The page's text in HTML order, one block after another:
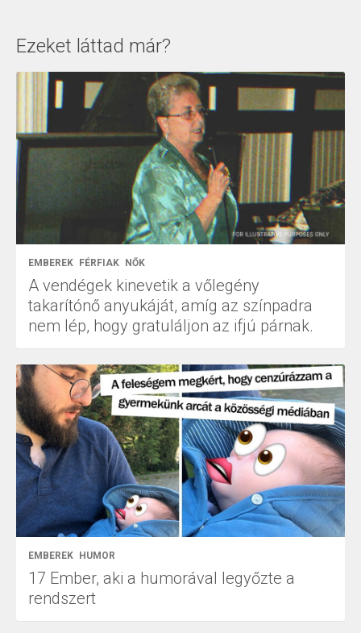
Ezeket láttad már?
EMBEREK FÉRFIAK NŐK
A vendégek kinevetik a vőlegény
takarítónő anyukáját, amíg az színpadra
nem lép, hogy gratuláljon az ifjú párnak.
EMBEREK HUMOR
17 Ember, aki a humorával legyőzte a
rendszert